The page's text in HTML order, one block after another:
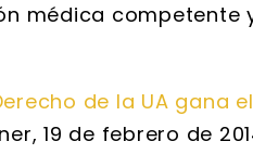
médica competente
de la UA gana
19 de febrero de